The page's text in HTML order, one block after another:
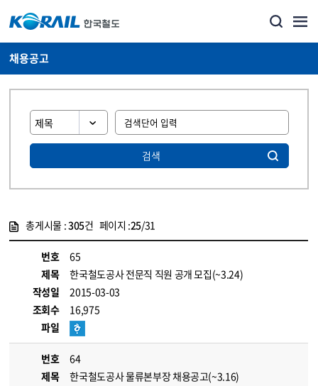
채용공고
검색
총게시물 :305건 페이지 :25/31
번호
65
제목
한국철도공사 전문직 직원 공개 모집(~3.24)
작성일
2015-03-03
조회수
16,975
파일
번호
64
제목
한국철도공사 물류본부장 채용공고(~3.16)